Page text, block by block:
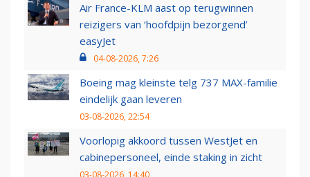
Air France-KLM aast op terugwinnen
reizigers van ‘hoofdpijn bezorgend’
easyJet
04-08-2026, 7:26
Boeing mag kleinste telg 737 MAX-familie
eindelijk gaan leveren
03-08-2026, 22:54
Voorlopig akkoord tussen WestJet en
cabinepersoneel, einde staking in zicht
03-08-2026, 14:40